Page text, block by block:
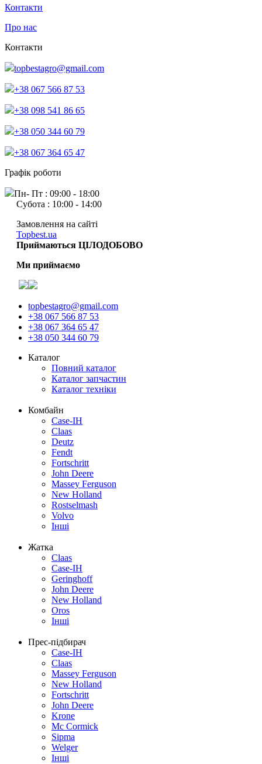
Контакти
Про нас
Контакти
topbestagro@gmail.com
+38 067 566 87 53
+38 098 541 86 65
+38 050 344 60 79
+38 067 364 65 47
Графік роботи
Пн- Пт : 09:00 - 18:00
Субота : 10:00 - 14:00
Замовлення на сайті
Topbest.ua
Приймаються ЦІЛОДОБОВО
Ми приймаємо
topbestagro@gmail.com
+38 067 566 87 53
+38 067 364 65 47
+38 050 344 60 79
Каталог
Повний каталог
Каталог запчастин
Каталог техніки
Комбайн
Case-IH
Claas
Deutz
Fendt
Fortschritt
John Deere
Massey Ferguson
New Holland
Rostselmash
Volvo
Інші
Жатка
Claas
Case-IH
Geringhoff
John Deere
New Holland
Oros
Інші
Прес-підбирач
Case-IH
Claas
Massey Ferguson
New Holland
Fortschritt
John Deere
Krone
Mc Cormick
Sipma
Welger
Інші